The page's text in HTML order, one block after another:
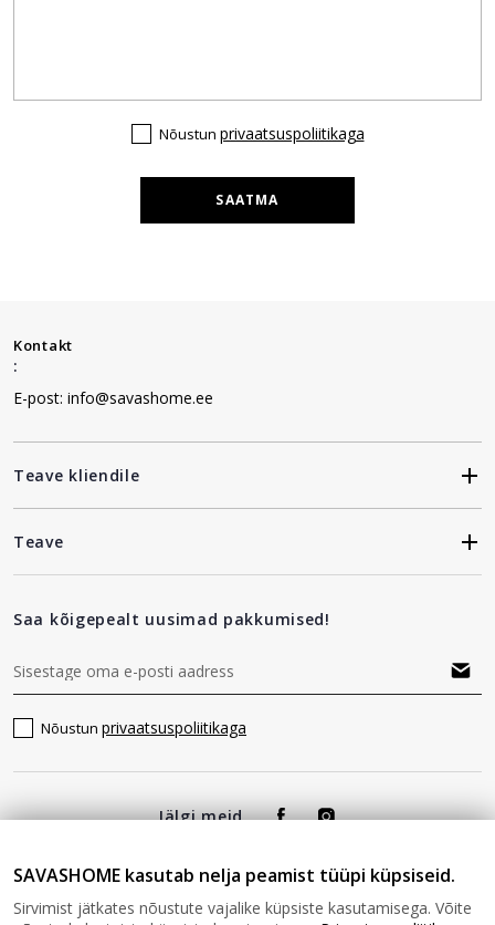
Nõustun privaatsuspoliitikaga
SAATMA
Kontakt
:
E-post: info@savashome.ee
Teave kliendile
Teave
Saa kõigepealt uusimad pakkumised!
Nõustun privaatsuspoliitikaga
Jälgi meid
SAVASHOME kasutab nelja peamist tüüpi küpsiseid.
Sirvimist jätkates nõustute vajalike küpsiste kasutamisega. Võite